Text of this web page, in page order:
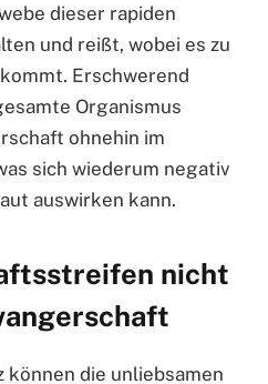
dieser rapiden
und reißt, wobei es zu
Erschwerend
Organismus
ohnehin im
sich wiederum negativ
auswirken kann.
nicht
können die unliebsamen